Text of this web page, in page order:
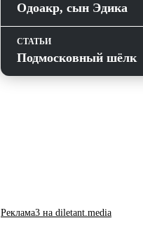
Одоакр, сын Эдика
СТАТЬИ
Подмосковный шёлк
Реклама3 на diletant.media